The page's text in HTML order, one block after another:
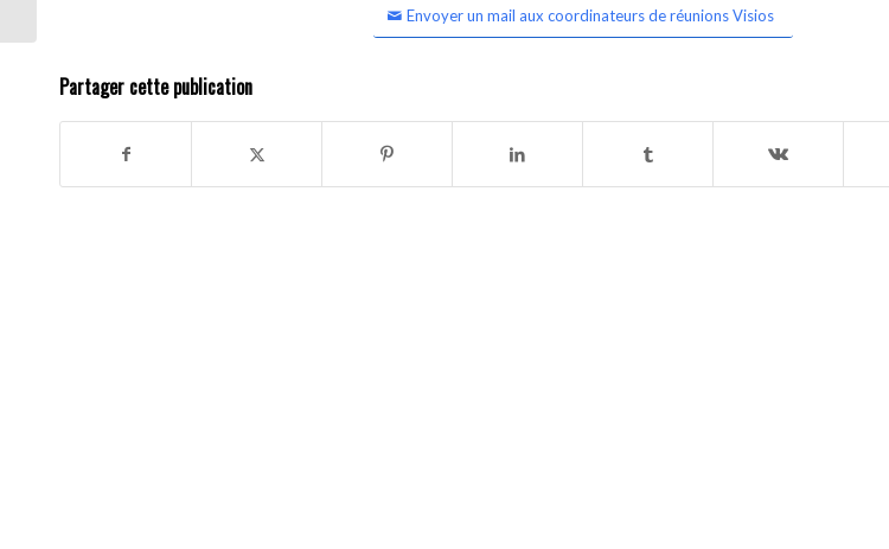
Envoyer un mail aux coordinateurs de réunions Visios
Partager cette publication